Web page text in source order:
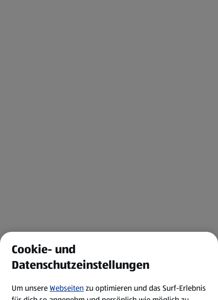
Cookie- und
Datenschutzeinstellungen
Um unsereWebseitenzu optimieren und das Surf-Erlebnis